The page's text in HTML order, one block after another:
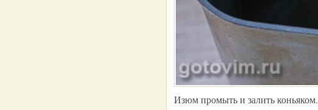
Изюм промыть и залить коньяком.